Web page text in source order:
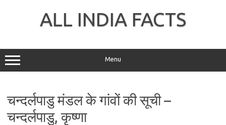
ALL INDIA FACTS
Menu
चन्दर्लपाडु मंडल के गांवों की सूची –
चन्दर्लपाडु, कृष्णा